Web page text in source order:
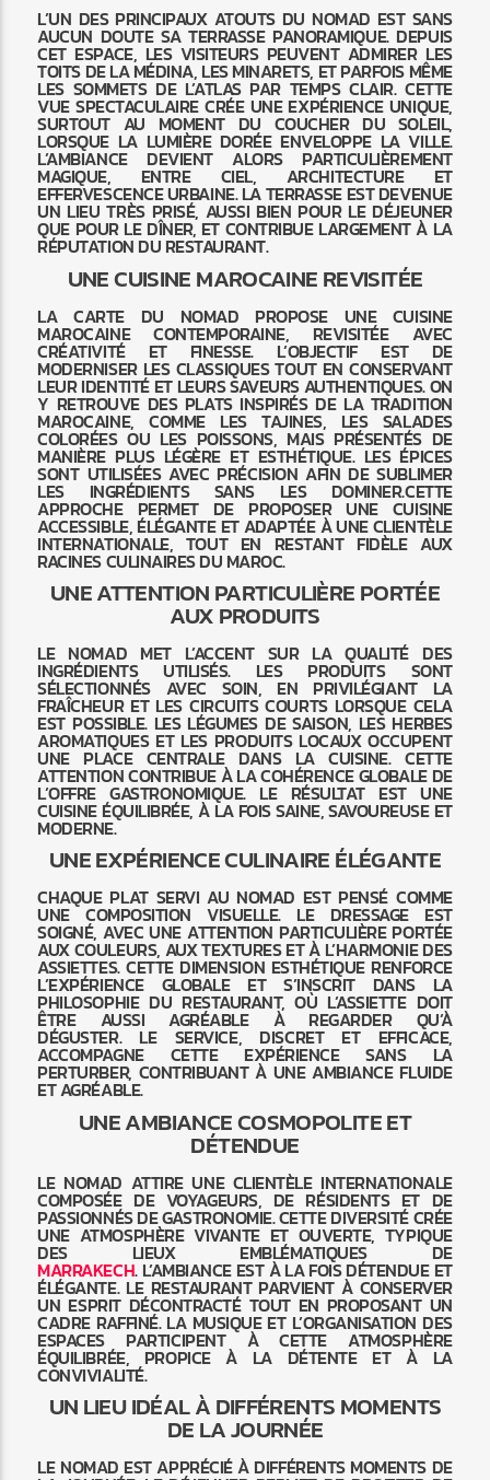
L’UN DES PRINCIPAUX ATOUTS DU NOMAD EST SANS
AUCUN DOUTE SA TERRASSE PANORAMIQUE. DEPUIS
CET ESPACE, LES VISITEURS PEUVENT ADMIRER LES
TOITS DE LA MÉDINA, LES MINARETS, ET PARFOIS MÊME
LES SOMMETS DE L’ATLAS PAR TEMPS CLAIR. CETTE
VUE SPECTACULAIRE CRÉE UNE EXPÉRIENCE UNIQUE,
SURTOUT AU MOMENT DU COUCHER DU SOLEIL,
LORSQUE LA LUMIÈRE DORÉE ENVELOPPE LA VILLE.
L’AMBIANCE DEVIENT ALORS PARTICULIÈREMENT
MAGIQUE, ENTRE CIEL, ARCHITECTURE ET
EFFERVESCENCE URBAINE. LA TERRASSE EST DEVENUE
UN LIEU TRÈS PRISÉ, AUSSI BIEN POUR LE DÉJEUNER
QUE POUR LE DÎNER, ET CONTRIBUE LARGEMENT À LA
RÉPUTATION DU RESTAURANT.
UNE CUISINE MAROCAINE REVISITÉE
LA CARTE DU NOMAD PROPOSE UNE CUISINE
MAROCAINE CONTEMPORAINE, REVISITÉE AVEC
CRÉATIVITÉ ET FINESSE. L’OBJECTIF EST DE
MODERNISER LES CLASSIQUES TOUT EN CONSERVANT
LEUR IDENTITÉ ET LEURS SAVEURS AUTHENTIQUES. ON
Y RETROUVE DES PLATS INSPIRÉS DE LA TRADITION
MAROCAINE, COMME LES TAJINES, LES SALADES
COLORÉES OU LES POISSONS, MAIS PRÉSENTÉS DE
MANIÈRE PLUS LÉGÈRE ET ESTHÉTIQUE. LES ÉPICES
SONT UTILISÉES AVEC PRÉCISION AFIN DE SUBLIMER
LES INGRÉDIENTS SANS LES DOMINER.CETTE
APPROCHE PERMET DE PROPOSER UNE CUISINE
ACCESSIBLE, ÉLÉGANTE ET ADAPTÉE À UNE CLIENTÈLE
INTERNATIONALE, TOUT EN RESTANT FIDÈLE AUX
RACINES CULINAIRES DU MAROC.
UNE ATTENTION PARTICULIÈRE PORTÉE
AUX PRODUITS
LE NOMAD MET L’ACCENT SUR LA QUALITÉ DES
INGRÉDIENTS UTILISÉS. LES PRODUITS SONT
SÉLECTIONNÉS AVEC SOIN, EN PRIVILÉGIANT LA
FRAÎCHEUR ET LES CIRCUITS COURTS LORSQUE CELA
EST POSSIBLE. LES LÉGUMES DE SAISON, LES HERBES
AROMATIQUES ET LES PRODUITS LOCAUX OCCUPENT
UNE PLACE CENTRALE DANS LA CUISINE. CETTE
ATTENTION CONTRIBUE À LA COHÉRENCE GLOBALE DE
L’OFFRE GASTRONOMIQUE. LE RÉSULTAT EST UNE
CUISINE ÉQUILIBRÉE, À LA FOIS SAINE, SAVOUREUSE ET
MODERNE.
UNE EXPÉRIENCE CULINAIRE ÉLÉGANTE
CHAQUE PLAT SERVI AU NOMAD EST PENSÉ COMME
UNE COMPOSITION VISUELLE. LE DRESSAGE EST
SOIGNÉ, AVEC UNE ATTENTION PARTICULIÈRE PORTÉE
AUX COULEURS, AUX TEXTURES ET À L’HARMONIE DES
ASSIETTES. CETTE DIMENSION ESTHÉTIQUE RENFORCE
L’EXPÉRIENCE GLOBALE ET S’INSCRIT DANS LA
PHILOSOPHIE DU RESTAURANT, OÙ L’ASSIETTE DOIT
ÊTRE AUSSI AGRÉABLE À REGARDER QU’À
DÉGUSTER. LE SERVICE, DISCRET ET EFFICACE,
ACCOMPAGNE CETTE EXPÉRIENCE SANS LA
PERTURBER, CONTRIBUANT À UNE AMBIANCE FLUIDE
ET AGRÉABLE.
UNE AMBIANCE COSMOPOLITE ET
DÉTENDUE
LE NOMAD ATTIRE UNE CLIENTÈLE INTERNATIONALE
COMPOSÉE DE VOYAGEURS, DE RÉSIDENTS ET DE
PASSIONNÉS DE GASTRONOMIE. CETTE DIVERSITÉ CRÉE
UNE ATMOSPHÈRE VIVANTE ET OUVERTE, TYPIQUE
DES LIEUX EMBLÉMATIQUES DE
MARRAKECH. L’AMBIANCE EST À LA FOIS DÉTENDUE ET
ÉLÉGANTE. LE RESTAURANT PARVIENT À CONSERVER
UN ESPRIT DÉCONTRACTÉ TOUT EN PROPOSANT UN
CADRE RAFFINÉ. LA MUSIQUE ET L’ORGANISATION DES
ESPACES PARTICIPENT À CETTE ATMOSPHÈRE
ÉQUILIBRÉE, PROPICE À LA DÉTENTE ET À LA
CONVIVIALITÉ.
UN LIEU IDÉAL À DIFFÉRENTS MOMENTS
DE LA JOURNÉE
LE NOMAD EST APPRÉCIÉ À DIFFÉRENTS MOMENTS DE